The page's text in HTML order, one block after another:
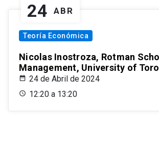
24 ABR
Teoría Económica
Nicolas Inostroza, Rotman
Management, University of
24 de Abril de 2024
12:20 a 13:20